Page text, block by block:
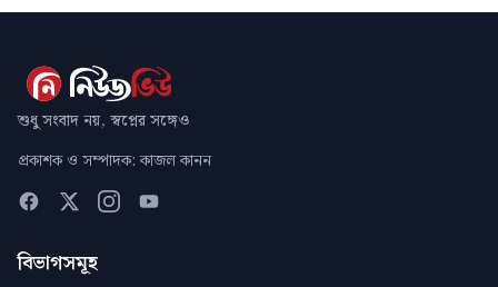
শুধু সংবাদ নয়, স্বপ্নের সঙ্গেও
প্রকাশক ও সম্পাদক: কাজল কানন
বিভাগসমূহ